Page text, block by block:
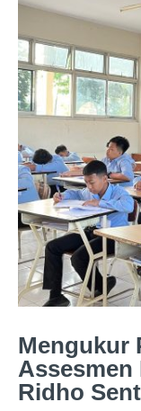
Mengukur
Assesmen
Ridho